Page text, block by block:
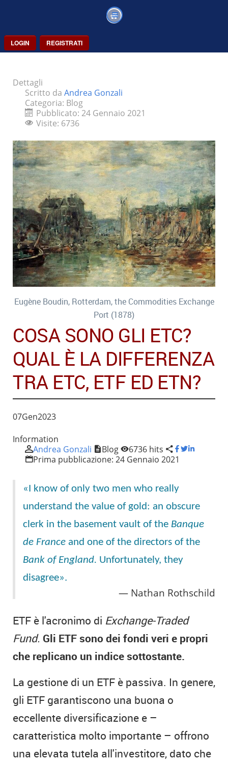
LOGIN REGISTRATI
Dettagli
Scritto da Andrea Gonzali
Categoria: Blog
Pubblicato: 24 Gennaio 2021
Visite: 6736
Eugène Boudin, Rotterdam, the Commodities Exchange
Port (1878)
COSA SONO GLI ETC?
QUAL È LA DIFFERENZA
TRA ETC, ETF ED ETN?
07Gen2023
Information
Andrea Gonzali
Blog
6736 hits
Prima pubblicazione: 24 Gennaio 2021
«I know of only two men who really
understand the value of gold: an obscure
clerk in the basement vault of the Banque
de France and one of the directors of the
Bank of England. Unfortunately, they
disagree».
Nathan Rothschild
ETF è l'acronimo di Exchange-Traded
Fund. Gli ETF sono dei fondi veri e propri
che replicano un indice sottostante.
La gestione di un ETF è passiva. In genere,
gli ETF garantiscono una buona o
eccellente diversificazione e –
caratteristica molto importante – offrono
una elevata tutela all'investitore, dato che